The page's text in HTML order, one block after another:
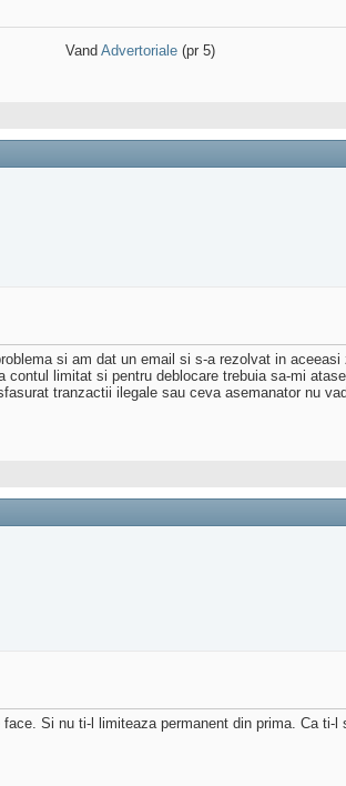
Vand Advertoriale (pr 5)
si am dat un email si s-a rezolvat in
limitat si pentru deblocare trebuia sa-mi
tranzactii ilegale sau ceva asemanator nu
Si nu ti-l limiteaza permanent din prima. Ca